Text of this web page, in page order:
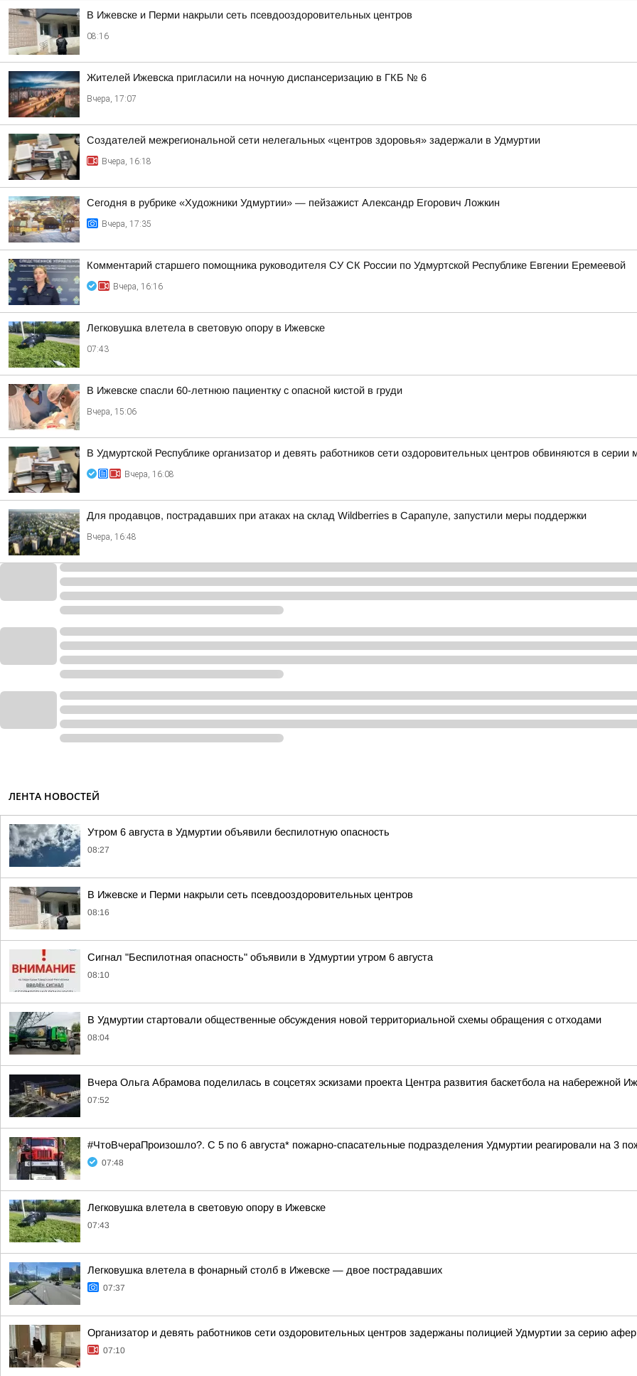
В Ижевске и Перми накрыли сеть псевдооздоровительных центров
08:16
Жителей Ижевска пригласили на ночную диспансеризацию в ГКБ № 6
Вчера, 17:07
Создателей межрегиональной сети нелегальных «центров здоровья» задержали в Удмуртии
Вчера, 16:18
Сегодня в рубрике «Художники Удмуртии» — пейзажист Александр Егорович Ложкин
Вчера, 17:35
Комментарий старшего помощника руководителя СУ СК России по Удмуртской Республике Евгении Еремеевой
Вчера, 16:16
Легковушка влетела в световую опору в Ижевске
07:43
В Ижевске спасли 60-летнюю пациентку с опасной кистой в груди
Вчера, 15:06
В Удмуртской Республике организатор и девять работников сети оздоровительных центров обвиняются в серии
Вчера, 16:08
Для продавцов, пострадавших при атаках на склад Wildberries в Сарапуле, запустили меры поддержки
Вчера, 16:48
ЛЕНТА НОВОСТЕЙ
Утром 6 августа в Удмуртии объявили беспилотную опасность
08:27
В Ижевске и Перми накрыли сеть псевдооздоровительных центров
08:16
Сигнал "Беспилотная опасность" объявили в Удмуртии утром 6 августа
08:10
В Удмуртии стартовали общественные обсуждения новой территориальной схемы обращения с отходами
08:04
Вчера Ольга Абрамова поделилась в соцсетях эскизами проекта Центра развития баскетбола на набережной
07:52
#ЧтоВчераПроизошло?. С 5 по 6 августа* пожарно-спасательные подразделения Удмуртии реагировали на 3
07:48
Легковушка влетела в световую опору в Ижевске
07:43
Легковушка влетела в фонарный столб в Ижевске — двое пострадавших
07:37
Организатор и девять работников сети оздоровительных центров задержаны полицией Удмуртии за серию афер
07:10